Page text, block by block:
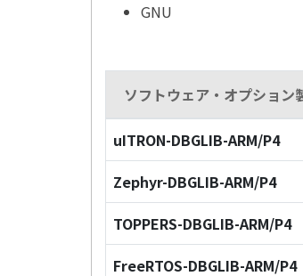
GNU
ソフトウェア・オプション
uITRON-DBGLIB-ARM/P4
Zephyr-DBGLIB-ARM/P4
TOPPERS-DBGLIB-ARM/P4
FreeRTOS-DBGLIB-ARM/P4